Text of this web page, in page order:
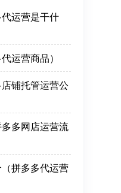
运营是干什
运营商品）
铺托管运营公
多网店运营流
拼多多代运营